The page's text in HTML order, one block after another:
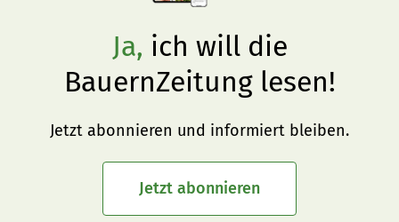
Ja, ich will die
BauernZeitung lesen!
Jetzt abonnieren und informiert bleiben.
Jetzt abonnieren